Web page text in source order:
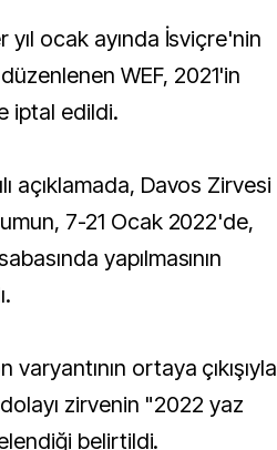
WEF, 2021'in
iptal edildi.
açıklamada, Davos Zirvesi
7-21 Ocak 2022'de,
yapılmasının
ortaya çıkışıyla
zirvenin "2022 yaz
belirtildi.